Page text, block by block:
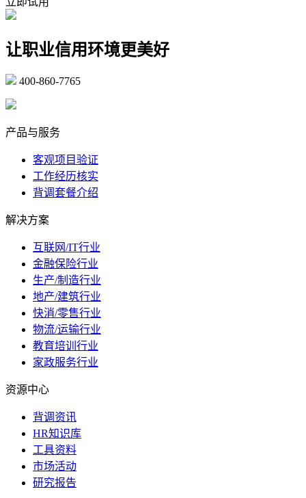
让职业信用环境更美好
400-860-7765
产品与服务
客观项目验证
工作经历核实
背调套餐介绍
解决方案
互联网/IT行业
金融保险行业
生产/制造行业
地产/建筑行业
快消/零售行业
物流/运输行业
教育培训行业
家政服务行业
资源中心
背调资讯
HR知识库
工具资料
市场活动
研究报告